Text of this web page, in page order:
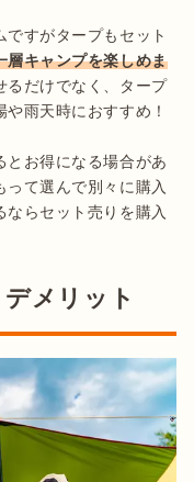
すがタープもセット
層キャンプを楽しめま
るだけでなく、タープ
雨天時におすすめ！
とお得になる場合があ
って選んで別々に購入
らセット売りを購入
メリット